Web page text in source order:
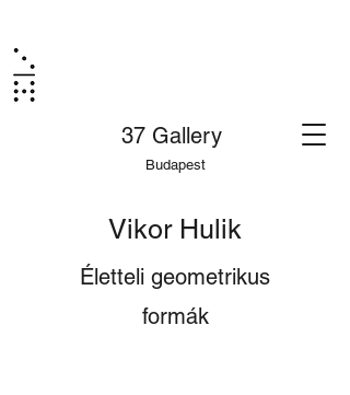
37 Gallery
Budapest
Vikor Hulik
Életteli geometrikus
formák